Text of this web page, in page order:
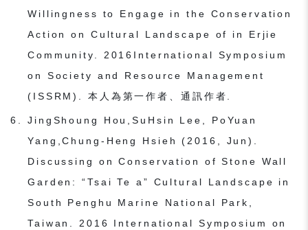
Willingness to Engage in the Conservation
Action on Cultural Landscape of in Erjie
Community. 2016International Symposium
on Society and Resource Management
(ISSRM). 本人為第一作者、通訊作者.
JingShoung Hou,SuHsin Lee, PoYuan
Yang,Chung-Heng Hsieh (2016, Jun).
Discussing on Conservation of Stone Wall
Garden: “Tsai Te a” Cultural Landscape in
South Penghu Marine National Park,
Taiwan. 2016 International Symposium on